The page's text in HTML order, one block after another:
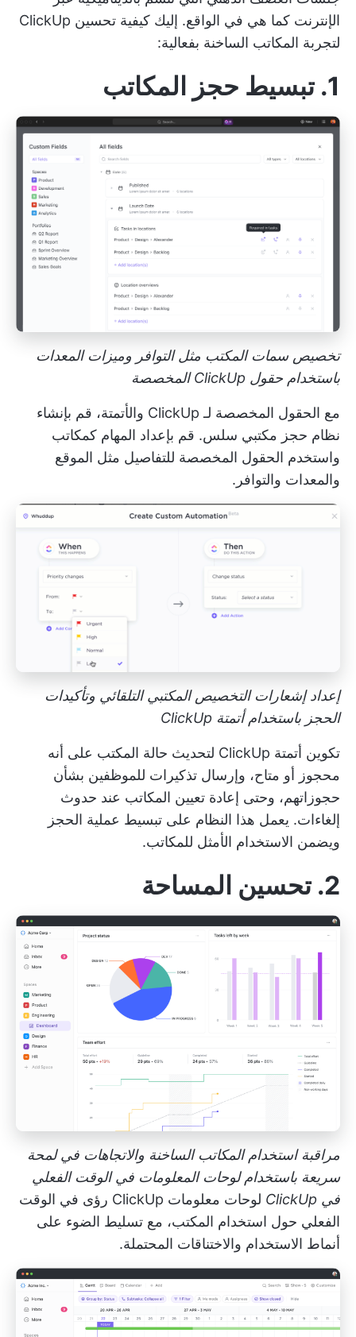
الإنترنت كما هي في الواقع. إليك كيفية تحسين ClickUp
لتجربة المكاتب الساخنة بفعالية:
1. تبسيط حجز المكاتب
تخصيص سمات المكتب مثل التوافر وميزات المعدات
باستخدام حقول ClickUp المخصصة
مع الحقول المخصصة لـ ClickUp
والأتمتة، قم بإنشاء
نظام حجز مكتبي سلس. قم بإعداد المهام كمكاتب
واستخدم الحقول المخصصة للتفاصيل مثل الموقع
والمعدات والتوافر.
إعداد إشعارات التخصيص المكتبي التلقائي وتأكيدات
الحجز باستخدام أتمتة ClickUp
تكوين أتمتة ClickUp
لتحديث حالة المكتب على أنه
محجوز أو متاح، وإرسال تذكيرات للموظفين بشأن
حجوزاتهم، وحتى إعادة تعيين المكاتب عند حدوث
إلغاءات. يعمل هذا النظام على تبسيط عملية الحجز
ويضمن الاستخدام الأمثل للمكاتب.
2. تحسين المساحة
مراقبة استخدام المكاتب الساخنة والاتجاهات في لمحة
سريعة باستخدام لوحات المعلومات في الوقت الفعلي
في ClickUp
لوحات معلومات ClickUp
رؤى في الوقت
الفعلي حول استخدام المكتب، مع تسليط الضوء على
أنماط الاستخدام والاختناقات المحتملة.